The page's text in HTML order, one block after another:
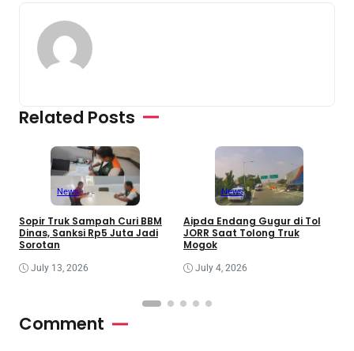
Related Posts
News
Sopir Truk Sampah Curi BBM
Dinas, Sanksi Rp5 Juta Jadi
Sorotan
July 13, 2026
News
Aipda Endang Gugur di Tol
JORR Saat Tolong Truk
Mogok
July 4, 2026
Comment